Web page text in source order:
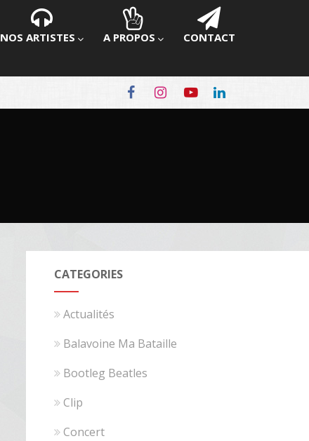
NOS ARTISTES A PROPOS CONTACT
CATEGORIES
Actualités
Balavoine Ma Bataille
Bootleg Beatles
Clip
Concert